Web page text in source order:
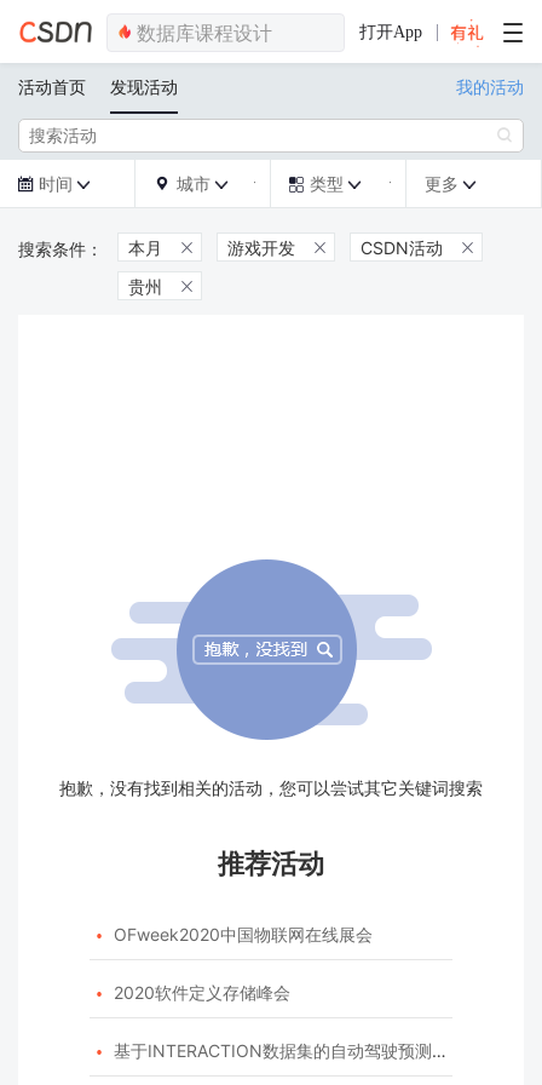
打开App
活动首页 发现活动 我的活动

 时间   城市   类型  更多 
本月  游戏开发  CSDN活动 
贵州 
抱歉，没有找到相关的活动，您可以尝试其它关键词搜索
推荐活动
 OFweek2020中国物联网在线展会
 2020软件定义存储峰会
 基于INTERACTION数据集的自动驾驶预测模型挑战赛